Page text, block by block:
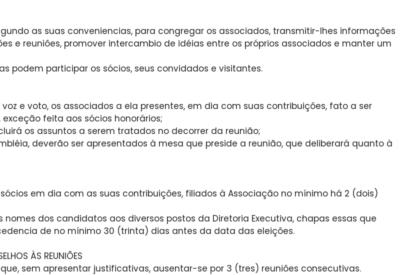
as suas conveniencias, para congregar os associados, transmitir-lhes informações
e reuniões, promover intercambio de idéias entre os próprios associados e manter um
podem participar os sócios, seus convidados e visitantes.
e voto, os associados a ela presentes, em dia com suas contribuições, fato a ser
feita aos sócios honorários;
os assuntos a serem tratados no decorrer da reunião;
deverão ser apresentados à mesa que preside a reunião, que deliberará quanto à
em dia com as suas contribuições, filiados à Associação no mínimo há 2 (dois)
dos candidatos aos diversos postos da Diretoria Executiva, chapas essas que
de no mínimo 30 (trinta) dias antes da data das eleições.
ÀS REUNIÕES
sem apresentar justificativas, ausentar-se por 3 (tres) reuniões consecutivas.